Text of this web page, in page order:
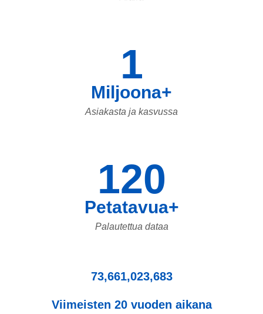
1
Miljoona+
Asiakasta ja kasvussa
120
Petatavua+
Palautettua dataa
73,661,023,683
Viimeisten 20 vuoden aikana